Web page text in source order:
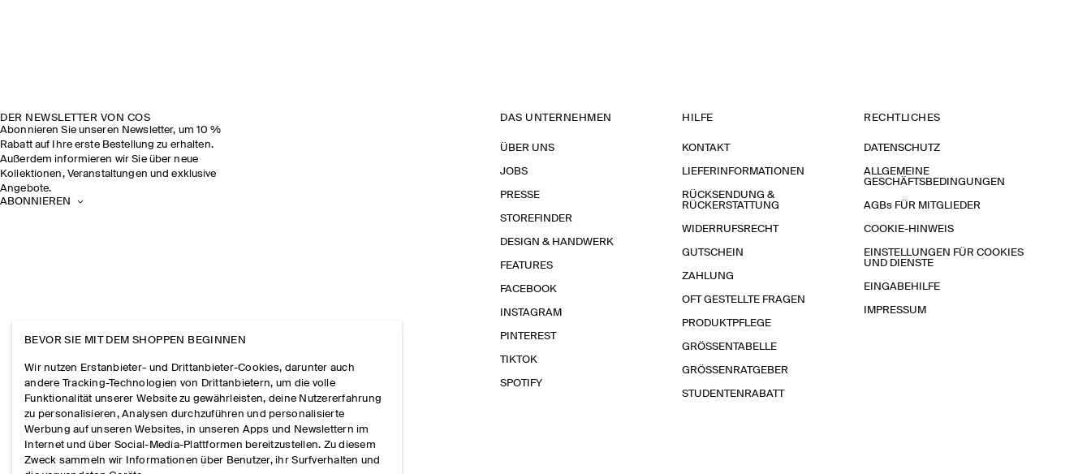
DER NEWSLETTER VON COS
Abonnieren Sie unseren Newsletter, um 10 %
Rabatt auf Ihre erste Bestellung zu erhalten.
Außerdem informieren wir Sie über neue
Kollektionen, Veranstaltungen und exklusive
Angebote.
ABONNIEREN
DAS UNTERNEHMEN
ÜBER UNS
JOBS
PRESSE
STOREFINDER
DESIGN & HANDWERK
FEATURES
FACEBOOK
INSTAGRAM
PINTEREST
TIKTOK
SPOTIFY
HILFE
KONTAKT
LIEFERINFORMATIONEN
RÜCKSENDUNG &
RÜCKERSTATTUNG
WIDERRUFSRECHT
GUTSCHEIN
ZAHLUNG
OFT GESTELLTE FRAGEN
PRODUKTPFLEGE
GRÖSSENTABELLE
GRÖSSENRATGEBER
STUDENTENRABATT
RECHTLICHES
DATENSCHUTZ
ALLGEMEINE
GESCHÄFTSBEDINGUNGEN
AGBs FÜR MITGLIEDER
COOKIE-HINWEIS
EINSTELLUNGEN FÜR COOKIES
UND DIENSTE
EINGABEHILFE
IMPRESSUM
BEVOR SIE MIT DEM SHOPPEN BEGINNEN
Wir nutzen Erstanbieter- und Drittanbieter-Cookies, darunter auch
andere Tracking-Technologien von Drittanbietern, um die volle
Funktionalität unserer Website zu gewährleisten, deine Nutzererfahrung
zu personalisieren, Analysen durchzuführen und personalisierte
Werbung auf unseren Websites, in unseren Apps und Newslettern im
Internet und über Social-Media-Plattformen bereitzustellen. Zu diesem
Zweck sammeln wir Informationen über Benutzer, ihr Surfverhalten und